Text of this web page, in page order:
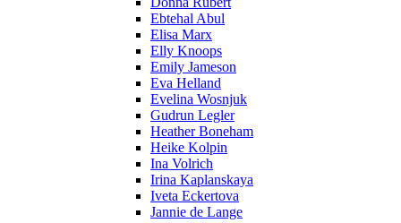
Ebtehal Abul
Elisa Marx
Elly Knoops
Emily Jameson
Eva Helland
Evelina Wosnjuk
Gudrun Legler
Heather Boneham
Heike Kolpin
Ina Volrich
Irina Kaplanskaya
Iveta Eckertova
Jannie de Lange